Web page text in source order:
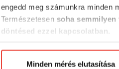
engedd meg számunkra minden
Természetesen soha
döntésed ezzel kapcsolatban.
Előre is köszönjük!
Minden mérés elutasítása
Delphin Method QUIX
L (L / Átlátszó, puha)
1 160 Ft